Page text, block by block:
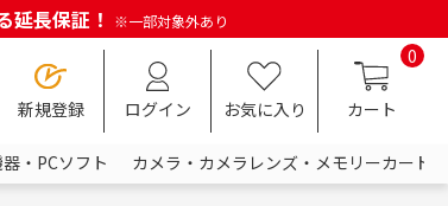
延長保証！ ※一部対象外あり
新規登録 ログイン お気に入り
0
カート
・PCソフト
カメラ・カメラレンズ・メモリーカード